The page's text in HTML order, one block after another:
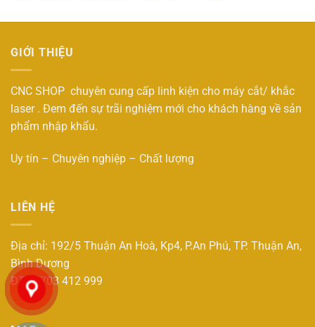
GIỚI THIỆU
CNC SHOP chuyên cung cấp linh kiện cho máy cắt/ khắc
laser . Đem đến sự trãi nghiệm mới cho khách hàng về sản
phẩm nhập khẩu.
Uy tín – Chuyên nghiệp – Chất lượng
LIÊN HỆ
Địa chỉ: 192/5 Thuận An Hoà, Kp4, P.An Phú, TP. Thuận An,
Bình Dương
ĐT : 0703 412 999